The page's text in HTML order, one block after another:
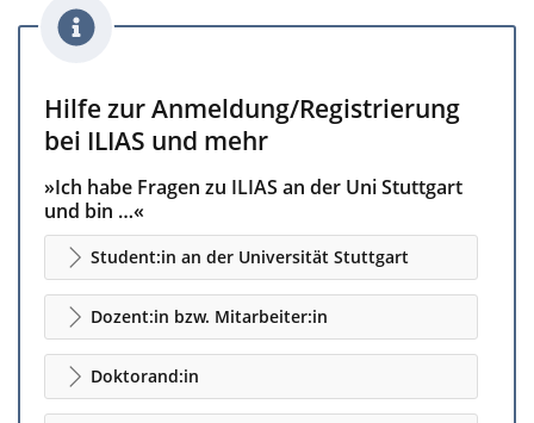
Hilfe zur Anmeldung/Registrierung
bei ILIAS und mehr
»Ich habe Fragen zu ILIAS an der Uni Stuttgart
und bin …«
Student:in an der Universität Stuttgart
Dozent:in bzw. Mitarbeiter:in
Doktorand:in